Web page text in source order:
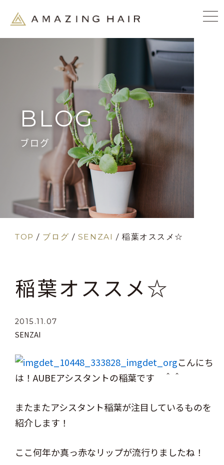
BLOG
ブログ
TOP / ブログ / SENZAI /稲葉オススメ☆
稲葉オススメ☆
2015.11.07
SENZAI
こんにち
は！AUBEアシスタントの稲葉です ＾＾
またまたアシスタント稲葉が注目しているものを
紹介します！
ここ何年か真っ赤なリップが流行りましたね！